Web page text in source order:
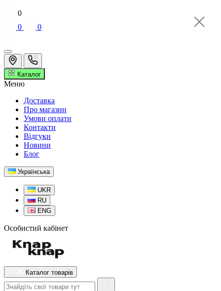
0
0
0
Каталог
Меню
Доставка
Про магазин
Умови оплати
Контакти
Відгуки
Новини
Блог
Українська
UKR
RU
ENG
Особистий кабінет
Каталог товарів